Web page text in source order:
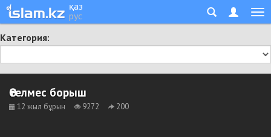
қаз
рус
Категория:
Өтелмес борыш
12 жыл бұрын 9272 200